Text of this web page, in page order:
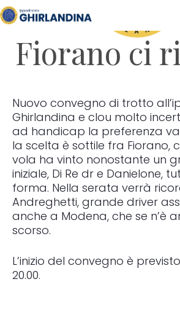
Fiorano ci
Nuovo convegno di trotto
Ghirlandina e clou molto
ad handicap la preferenza
la scelta è sottile fra Fiorano,
vola ha vinto nonostante un
iniziale, Di Re dr e Danielone,
forma. Nella serata verrà
Andreghetti, grande driver
anche a Modena, che se n’è
scorso.
L’inizio del convegno è
20.00.